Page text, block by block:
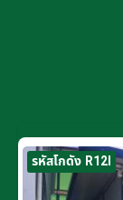
รหัสโกดัง R12I